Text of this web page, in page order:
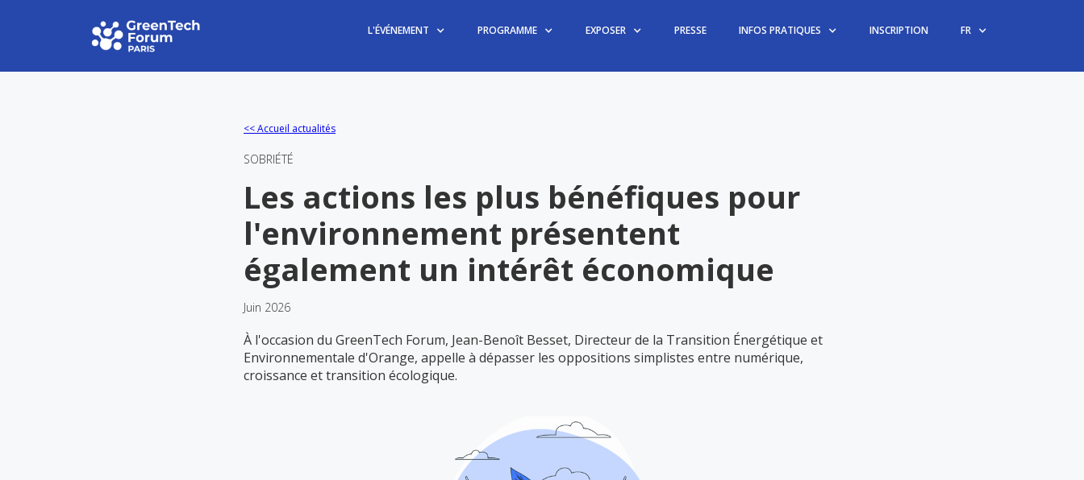
L'ÉVÉNEMENT PROGRAMME EXPOSER PRESSE INFOS PRATIQUES INSCRIPTION FR
<< Accueil actualités
SOBRIÉTÉ
Les actions les plus bénéfiques pour
l'environnement présentent
également un intérêt économique
Juin 2026
À l'occasion du GreenTech Forum, Jean-Benoît Besset, Directeur de la Transition Énergétique et
Environnementale d'Orange, appelle à dépasser les oppositions simplistes entre numérique,
croissance et transition écologique.